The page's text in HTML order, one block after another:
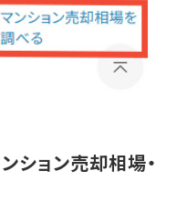
ション売却相場・